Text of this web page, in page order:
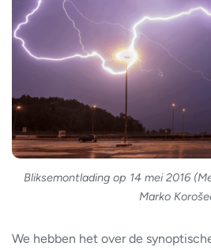
Bliksemontlading op 14 mei 2016
Marko
We hebben het over de